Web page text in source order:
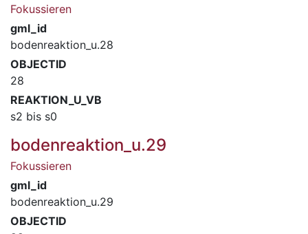
Fokussieren
gml_id
bodenreaktion_u.28
OBJECTID
28
REAKTION_U_VB
s2 bis s0
bodenreaktion_u.29
Fokussieren
gml_id
bodenreaktion_u.29
OBJECTID